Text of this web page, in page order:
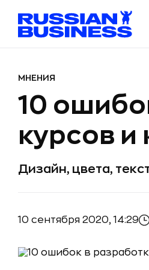
МНЕНИЯ
10
курсов и
Дизайн, цвета,
10 сентября 2020, 14:29